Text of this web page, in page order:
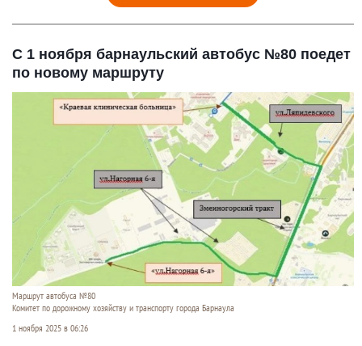
С 1 ноября барнаульский автобус №80 поедет
по новому маршруту
Маршрут автобуса №80
Комитет по дорожному хозяйству и транспорту города Барнаула
1 ноября 2025 в 06:26